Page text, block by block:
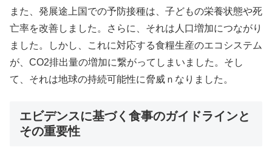
また、発展途上国での予防接種は、子どもの栄養状態や死
亡率を改善しました。さらに、それは人口増加につながり
ました。しかし、これに対応する食糧生産のエコシステム
が、CO2排出量の増加に繋がってしまいました。そし
て、それは地球の持続可能性に脅威ｎなりました。
エビデンスに基づく食事のガイドラインと
その重要性